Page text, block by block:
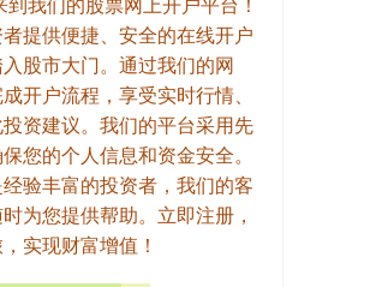
提供便捷、安全的在线开户
股市大门。通过我们的网
开户流程，享受实时行情、
资建议。我们的平台采用先
您的个人信息和资金安全。
验丰富的投资者，我们的客
为您提供帮助。立即注册，
实现财富增值！